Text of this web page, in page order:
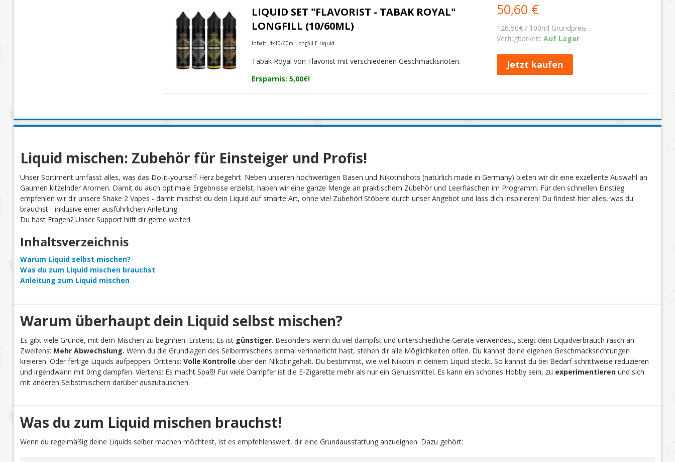
LIQUID SET "FLAVORIST - TABAK ROYAL"
LONGFILL (10/60ML)
Inhalt: 4x10/60ml Longfill E-Liquid
Tabak Royal von Flavorist mit verschiedenen Geschmacksnoten.
Ersparnis: 5,00€!
50,60 €
126,50€ / 100ml Grundpreis
Verfügbarkeit: Auf Lager
Jetzt kaufen
Liquid mischen: Zubehör für Einsteiger und Profis!
Unser Sortiment umfasst alles, was das Do-it-yourself-Herz begehrt. Neben unseren hochwertigen Basen und Nikotinshots (natürlich made in Germany) bieten wir dir eine exzellente Auswahl an
Gaumen kitzelnder Aromen. Damit du auch optimale Ergebnisse erzielst, haben wir eine ganze Menge an praktischem Zubehör und Leerflaschen im Programm. Für den schnellen Einstieg
empfehlen wir dir unsere Shake 2 Vapes - damit mischst du dein Liquid auf smarte Art, ohne viel Zubehör! Stöbere durch unser Angebot und lass dich inspirieren! Du findest hier alles, was du
brauchst - inklusive einer ausführlichen Anleitung.
Du hast Fragen? Unser Support hilft dir gerne weiter!
Inhaltsverzeichnis
Warum Liquid selbst mischen?
Was du zum Liquid mischen brauchst
Anleitung zum Liquid mischen
Warum überhaupt dein Liquid selbst mischen?
Es gibt viele Gründe, mit dem Mischen zu beginnen. Erstens: Es ist günstiger. Besonders wenn du viel dampfst und unterschiedliche Geräte verwendest, steigt dein Liquidverbrauch rasch an.
Zweitens: Mehr Abwechslung. Wenn du die Grundlagen des Selbermischens einmal verinnerlicht hast, stehen dir alle Möglichkeiten offen. Du kannst deine eigenen Geschmacksrichtungen
kreieren. Oder fertige Liquids aufpeppen. Drittens: Volle Kontrolle über den Nikotingehalt. Du bestimmst, wie viel Nikotin in deinem Liquid steckt. So kannst du bei Bedarf schrittweise reduzieren
und irgendwann mit 0mg dampfen. Viertens: Es macht Spaß! Für viele Dampfer ist die E-Zigarette mehr als nur ein Genussmittel. Es kann ein schönes Hobby sein, zu experimentierenund sich
mit anderen Selbstmischern darüber auszutauschen.
Was du zum Liquid mischen brauchst!
Wenn du regelmäßig deine Liquids selber machen möchtest, ist es empfehlenswert, dir eine Grundausstattung anzueignen. Dazu gehört: